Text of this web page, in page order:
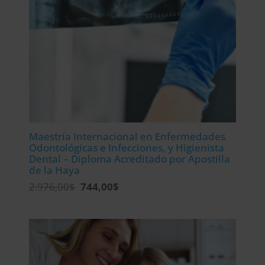
Maestría Internacional en Enfermedades
Odontológicas e Infecciones, y Higienista
Dental – Diploma Acreditado por Apostilla
de la Haya
2.976,00$ El
era:
2.976,00$.
744,00$El
es:
744,00$.